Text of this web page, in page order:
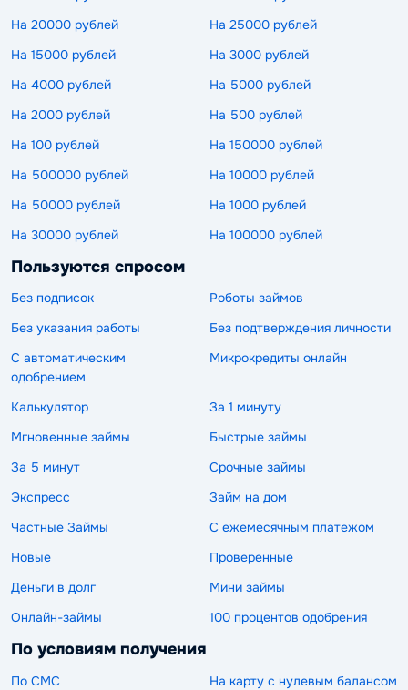
На 20000 рублей
На 25000 рублей
На 15000 рублей
На 3000 рублей
На 4000 рублей
На 5000 рублей
На 2000 рублей
На 500 рублей
На 100 рублей
На 150000 рублей
На 500000 рублей
На 10000 рублей
На 50000 рублей
На 1000 рублей
На 30000 рублей
На 100000 рублей
Пользуются спросом
Без подписок
Роботы займов
Без указания работы
Без подтверждения личности
С автоматическим
одобрением
Микрокредиты онлайн
Калькулятор
За 1 минуту
Мгновенные займы
Быстрые займы
За 5 минут
Срочные займы
Экспресс
Займ на дом
Частные Займы
С ежемесячным платежом
Новые
Проверенные
Деньги в долг
Мини займы
Онлайн-займы
100 процентов одобрения
По условиям получения
По СМС
На карту с нулевым балансом